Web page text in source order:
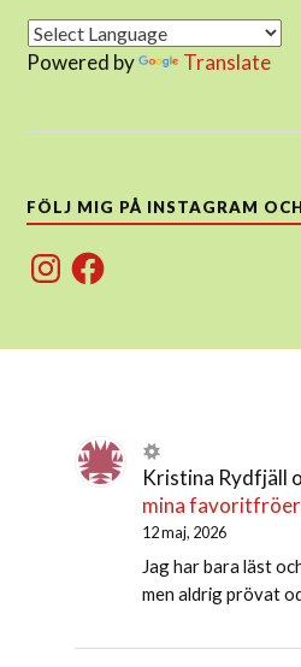
Powered by Translate
FÖLJ MIG PÅ INSTAGRAM
InstagramFacebook
Kristina Rydfjäll
mina
12 maj, 2026
Jag har bara läst
men aldrig prövat